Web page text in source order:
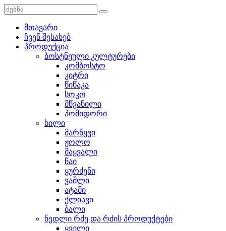
მთავარი
ჩვენ შესახებ
პროდუქცია
ბოსტნეული კულტურები
კომბოსტო
კიტრი
წიწაკა
სოკო
მწვანილი
პომიდორი
ხილი
მარწყვი
ჟოლო
მაყვალი
ჩაი
ყურძენი
ვაშლი
ატამი
ქლიავი
ბალი
ნედლი რძე და რძის პროდუქტები
ყველი